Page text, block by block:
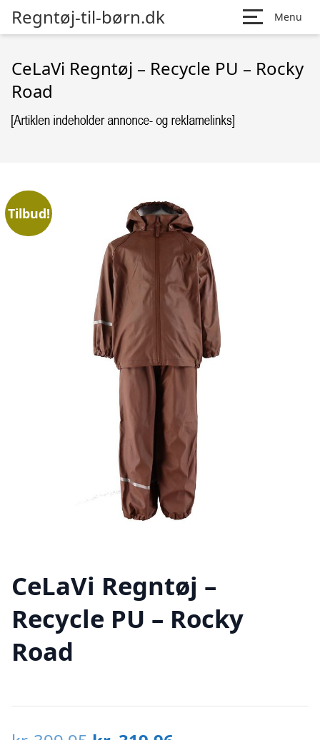
Regntøj-til-børn.dk Menu
CeLaVi Regntøj – Recycle PU – Rocky
Road
Tilbud!
CeLaVi Regntøj –
Recycle PU – Rocky
Road